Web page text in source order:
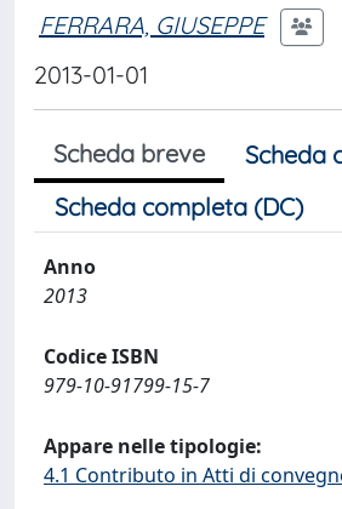
FERRARA, GIUSEPPE
2013-01-01
Scheda breve
Scheda
Scheda completa (DC)
Anno
2013
Codice ISBN
979-10-91799-15-7
Appare nelle tipologie:
4.1 Contributo in Atti di